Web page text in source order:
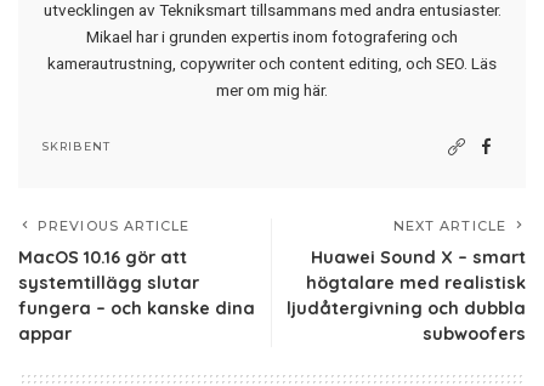
utvecklingen av Tekniksmart tillsammans med andra entusiaster.
Mikael har i grunden expertis inom fotografering och
kamerautrustning, copywriter och content editing, och SEO. Läs
mer om mig här.
SKRIBENT
PREVIOUS ARTICLE
MacOS 10.16 gör att
systemtillägg slutar
fungera – och kanske dina
appar
NEXT ARTICLE
Huawei Sound X – smart
högtalare med realistisk
ljudåtergivning och dubbla
subwoofers